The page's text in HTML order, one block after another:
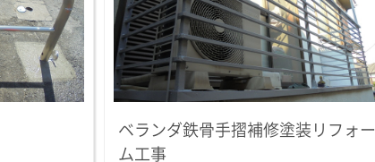
ベランダ鉄骨手摺補修塗装リフォー
ム工事